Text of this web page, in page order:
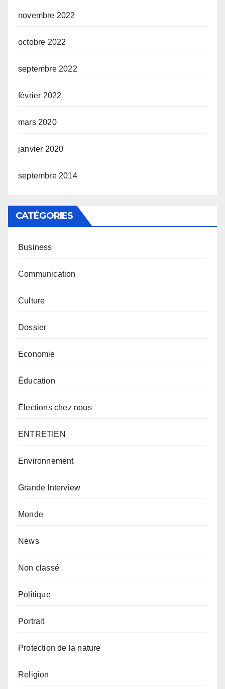
novembre 2022
octobre 2022
septembre 2022
février 2022
mars 2020
janvier 2020
septembre 2014
CATÉGORIES
Business
Communication
Culture
Dossier
Economie
Éducation
Élections chez nous
ENTRETIEN
Environnement
Grande Interview
Monde
News
Non classé
Politique
Portrait
Protection de la nature
Religion